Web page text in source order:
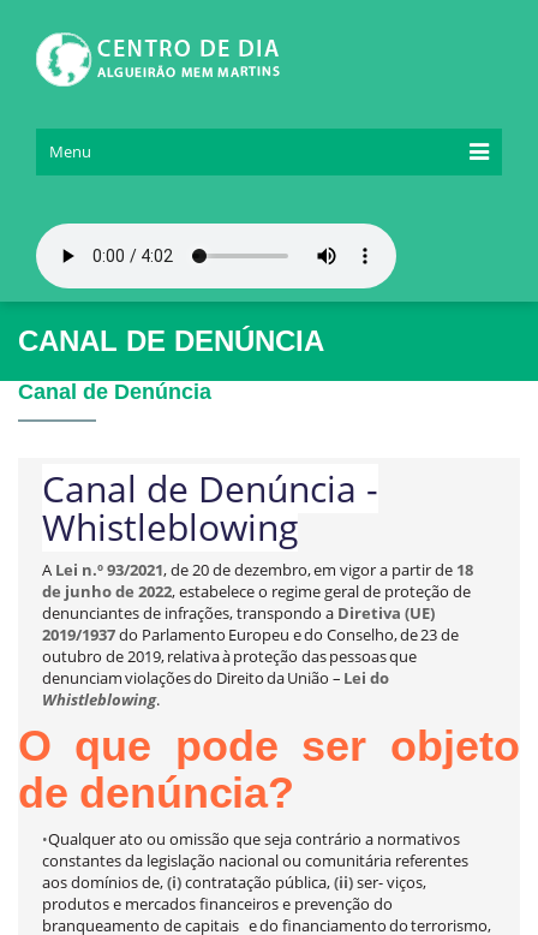
Menu
CANAL DE DENÚNCIA
Canal de Denúncia
Canal de Denúncia -
Whistleblowing
A Lei n.º 93/2021,de 20 de dezembro,em vigor a partir de 18
de junho de 2022,estabelece o regime geral de proteção de
denunciantes de infrações, transpondo a Diretiva (UE)
2019/1937do Parlamento Europeu edo Conselho,de23de
outubro de 2019,relativaàproteção daspessoasque
denunciamviolaçõesdo DireitodaUnião – Lei do
Whistleblowing.
O que pode ser objeto
de denúncia?
•Qualquer ato ou omissão que seja contrário a normativos
constantes da legislação nacional ou comunitária referentes
aos domínios de,(i)contratação pública,(ii)ser- viços,
produtose mercados financeiros e prevenção do
branqueamento de capitais edo financiamentodoterrorismo,